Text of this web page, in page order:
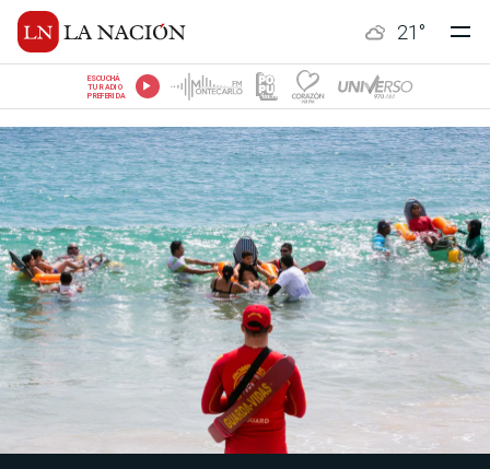
21 °
ESCUCHÁ
TU RADIO
PREFERIDA